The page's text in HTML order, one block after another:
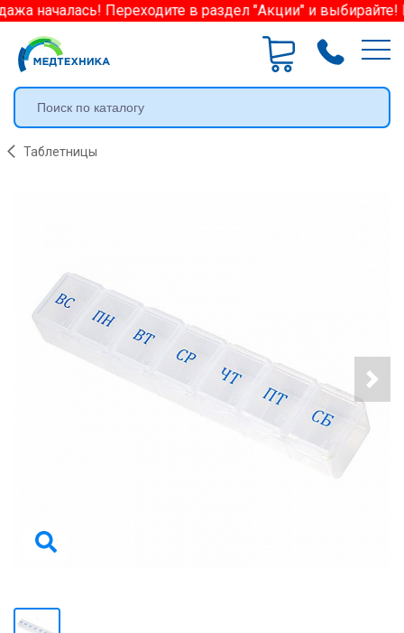
началась! Переходите в раздел "Акции" и выбирайте!
Таблетницы